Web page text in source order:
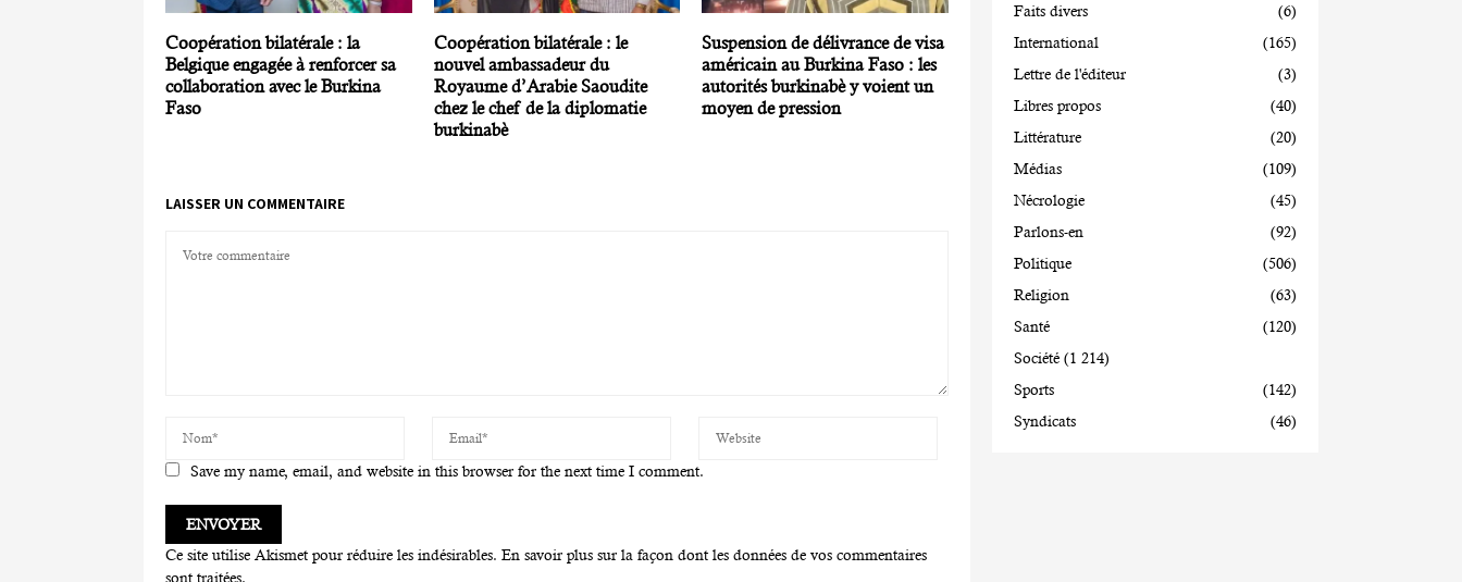
Coopération bilatérale : la
Belgique engagée à renforcer sa
collaboration avec le Burkina
Faso
Coopération bilatérale : le
nouvel ambassadeur du
Royaume d’Arabie Saoudite
chez le chef de la diplomatie
burkinabè
Suspension de délivrance de visa
américain au Burkina Faso : les
autorités burkinabè y voient un
moyen de pression
LAISSER UN COMMENTAIRE
Save my name, email, and website in this browser for the next time I comment.
Ce site utilise Akismet pour réduire les indésirables. En savoir plus sur la façon dont les données de vos commentaires
sont traitées.
Faits divers
(6)
International
(165)
Lettre de l'éditeur
(3)
Libres propos
(40)
Littérature
(20)
Médias
(109)
Nécrologie
(45)
Parlons-en
(92)
Politique
(506)
Religion
(63)
Santé
(120)
Société (1 214)
Sports
(142)
Syndicats
(46)